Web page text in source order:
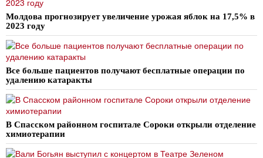
Молдова прогнозирует увеличение урожая яблок на 17,5% в
2023 году
Все больше пациентов получают бесплатные операции по
удалению катаракты
В Спасском районном госпитале Сороки открыли отделение
химиотерапии